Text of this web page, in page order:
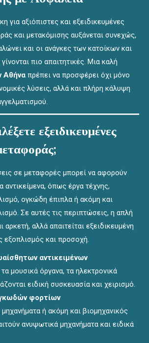
για αξιόπιστες και εξειδικευμένες
και μετακόμισης αυξάνεται συνεχώς,
και οι ανάγκες των κατοίκων και
πιο απαιτητικές. Μια καλή
Αθήνα πρέπει να προσφέρει όχι μόνο
λύσεις, αλλά και πλήρη κάλυψη
εξειδικευμένες
σε μεταφορές μπορεί να αφορούν
αντικείμενα, όπως έργα τέχνης,
ογκώδη έπιπλα ή ακόμη και
Σε αυτές τις περιπτώσεις, η απλή
αρκετή, αλλά απαιτείται εξειδικευμένη
εξοπλισμός και προσοχή.
αντικειμένων
μουσικά όργανα, τα ηλεκτρονικά
ειδική συσκευασία και χειρισμό.
φορτίων
ή ακόμη και βιομηχανικός
ανυψωτικά μηχανήματα και ειδικά